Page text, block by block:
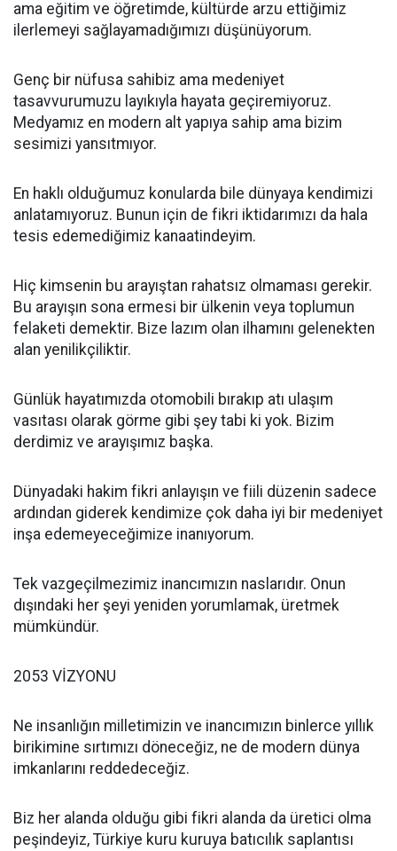
ama eğitim ve öğretimde, kültürde arzu ettiğimiz
ilerlemeyi sağlayamadığımızı düşünüyorum.
Genç bir nüfusa sahibiz ama medeniyet
tasavvurumuzu layıkıyla hayata geçiremiyoruz.
Medyamız en modern alt yapıya sahip ama bizim
sesimizi yansıtmıyor.
En haklı olduğumuz konularda bile dünyaya kendimizi
anlatamıyoruz. Bunun için de fikri iktidarımızı da hala
tesis edemediğimiz kanaatindeyim.
Hiç kimsenin bu arayıştan rahatsız olmaması gerekir.
Bu arayışın sona ermesi bir ülkenin veya toplumun
felaketi demektir. Bize lazım olan ilhamını gelenekten
alan yenilikçiliktir.
Günlük hayatımızda otomobili bırakıp atı ulaşım
vasıtası olarak görme gibi şey tabi ki yok. Bizim
derdimiz ve arayışımız başka.
Dünyadaki hakim fikri anlayışın ve fiili düzenin sadece
ardından giderek kendimize çok daha iyi bir medeniyet
inşa edemeyeceğimize inanıyorum.
Tek vazgeçilmezimiz inancımızın naslarıdır. Onun
dışındaki her şeyi yeniden yorumlamak, üretmek
mümkündür.
2053 VİZYONU
Ne insanlığın milletimizin ve inancımızın binlerce yıllık
birikimine sırtımızı döneceğiz, ne de modern dünya
imkanlarını reddedeceğiz.
Biz her alanda olduğu gibi fikri alanda da üretici olma
peşindeyiz, Türkiye kuru kuruya batıcılık saplantısı